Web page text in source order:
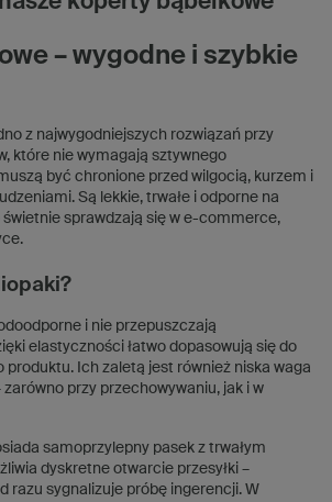
– wygodne i szybkie
z najwygodniejszych rozwiązań przy
które nie wymagają sztywnego
być chronione przed wilgocią, kurzem i
Są lekkie, trwałe i odporne na
świetnie sprawdzają się w e-commerce,
i nie przepuszczają
elastyczności łatwo dopasowują się do
produktu. Ich zaletą jest również niska waga
przy przechowywaniu, jak i w
samoprzylepny pasek z trwałym
dyskretne otwarcie przesyłki –
razu sygnalizuje próbę ingerencji. W